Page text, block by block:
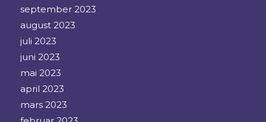
september 2023
august 2023
juli 2023
juni 2023
mai 2023
april 2023
mars 2023